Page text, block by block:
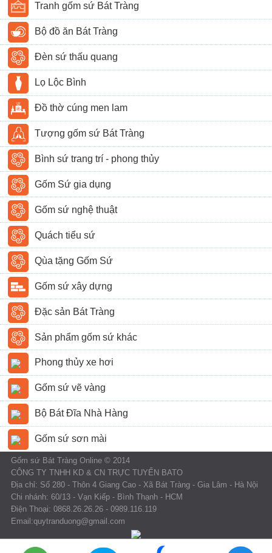
Tranh gốm sứ Bát Tràng
Bộ đồ ăn Bát Tràng
Đèn sứ thấu quang
Lọ Lộc Bình
Đồ thờ cúng men lam
Tượng gốm sứ Bát Tràng
Bình sứ trang trí - phong thủy
Gốm Sứ gia dụng
Gốm sứ nghệ thuật
Quách tiểu sứ
Qùa tặng Gốm Sứ
Gốm sứ xây dựng
Đặc sản Bát Tràng
Sản phẩm gốm sứ khác
Phong thủy xe hơi
Gốm sứ vẽ vàng
Bộ Bát Đĩa Nhà Hàng
Gốm sứ sơn mài
Gốm sứ Bát Tràng Online © 2014
CÔNG TY TNHH KD & CN TRỰC TUYẾN BATO
Địa chỉ: Số 280 - Thôn 4 Giang Cao - Xã Bát Tràng - Gia Lâm - Hà Nội
Chi nhánh: 60/13 - Vạn Kiếp - Bình Thạnh - HCM
Điện Thoại: 0868.26.26.26 - 0989.116.119
Email:quytranduong@gmail.com